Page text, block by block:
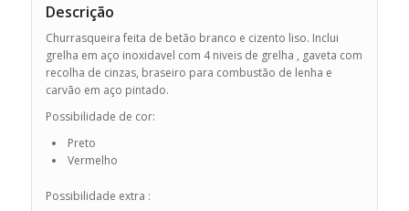
Descrição
Churrasqueira feita de betão branco e cizento liso. Inclui
grelha em aço inoxidavel com 4 niveis de grelha , gaveta com
recolha de cinzas, braseiro para combustão de lenha e
carvão em aço pintado.
Possibilidade de cor:
Preto
Vermelho
Possibilidade extra :